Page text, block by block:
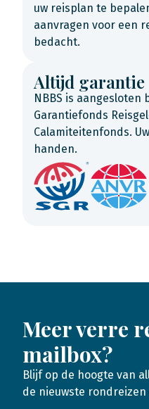
uw reisplan te
aanvragen voor een
bedacht.
Altijd garantie
NBBS is aangesloten
Garantiefonds
Calamiteitenfonds.
handen.
Meer verre
mailbox?
Blijf op de hoogte van
de nieuwste